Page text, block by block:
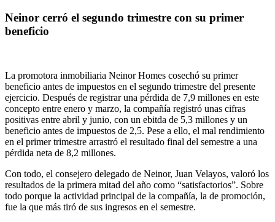
Neinor cerró el segundo trimestre con su primer
beneficio
La promotora inmobiliaria Neinor Homes cosechó su primer
beneficio antes de impuestos en el segundo trimestre del presente
ejercicio. Después de registrar una pérdida de 7,9 millones en este
concepto entre enero y marzo, la compañía registró unas cifras
positivas entre abril y junio, con un ebitda de 5,3 millones y un
beneficio antes de impuestos de 2,5. Pese a ello, el mal rendimiento
en el primer trimestre arrastró el resultado final del semestre a una
pérdida neta de 8,2 millones.
Con todo, el consejero delegado de Neinor, Juan Velayos, valoró los
resultados de la primera mitad del año como “satisfactorios”. Sobre
todo porque la actividad principal de la compañía, la de promoción,
fue la que más tiró de sus ingresos en el semestre.